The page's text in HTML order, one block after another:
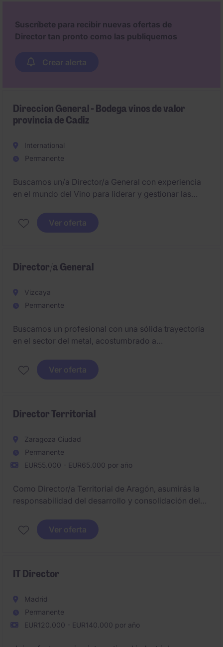
Suscríbete para recibir nuevas ofertas de
Director tan pronto como las publiquemos
Crear alerta
Direccion General - Bodega vinos de valor
provincia de Cadiz
International
Permanente
Buscamos un/a Director/a General con experiencia
en el mundo del Vino para liderar y gestionar las
Este puesto estratégico se sitúa en la provincia de
Cadiz y se requiere que el candidato/a seste ubicado
Ver oferta
Director/a General
Vizcaya
Permanente
Buscamos un profesional con una sólida trayectoria
en el sector del metal, acostumbrado a
Deberá combinar una fuerte orientación comercial
con capacidad de gestión empresarial, liderazgo
Ver oferta
Director Territorial
Zaragoza Ciudad
Permanente
EUR55.000 - EUR65.000 por año
Como Director/a Territorial de Aragón, asumirás la
responsabilidad del desarrollo y consolidación del
comercial y el crecimiento de la cartera de clientes
industriales y empresariales.
Ver oferta
IT Director
Madrid
Permanente
EUR120.000 - EUR140.000 por año